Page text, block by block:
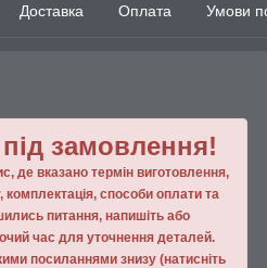
Доставка Оплата Умови
замовлення!
де вказано термін виготовлення,
комплектація, способи оплати та
питання, напишiть або
час для уточнення деталей.
посиланнями знизу (натисніть